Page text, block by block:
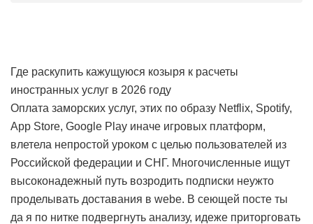
Где раскупить кажущуюся козыря к расчеты
иностранных услуг в 2026 году
Оплата заморских услуг, этих по образу Netflix, Spotify,
App Store, Google Play иначе игровых платформ,
влетела непростой уроком с целью пользователей из
Российской федерации и СНГ. Многочисленные ищут
высоконадежный путь возродить подписки неужто
проделывать доставания в webе. В сеющей посте ты
да я по нитке подвергнуть анализу, идеже приторговать